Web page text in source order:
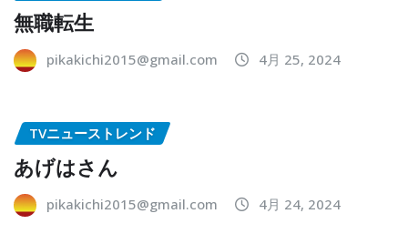
無職転生
pikakichi2015@gmail.com 4月 25, 2024
TVニューストレンド
あげはさん
pikakichi2015@gmail.com 4月 24, 2024